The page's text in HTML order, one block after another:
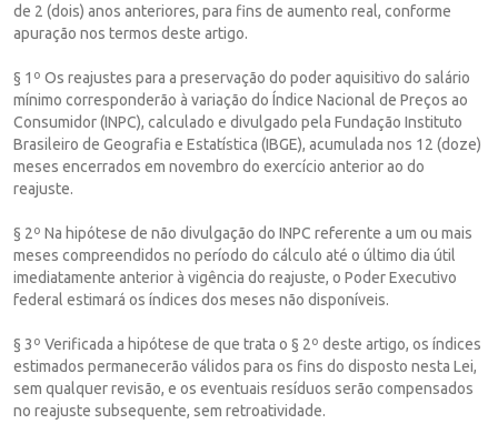
de 2 (dois) anos anteriores, para fins de aumento real, conforme
apuração nos termos deste artigo.
§ 1º Os reajustes para a preservação do poder aquisitivo do salário
mínimo corresponderão à variação do Índice Nacional de Preços ao
Consumidor (INPC), calculado e divulgado pela Fundação Instituto
Brasileiro de Geografia e Estatística (IBGE), acumulada nos 12 (doze)
meses encerrados em novembro do exercício anterior ao do
reajuste.
§ 2º Na hipótese de não divulgação do INPC referente a um ou mais
meses compreendidos no período do cálculo até o último dia útil
imediatamente anterior à vigência do reajuste, o Poder Executivo
federal estimará os índices dos meses não disponíveis.
§ 3º Verificada a hipótese de que trata o § 2º deste artigo, os índices
estimados permanecerão válidos para os fins do disposto nesta Lei,
sem qualquer revisão, e os eventuais resíduos serão compensados
no reajuste subsequente, sem retroatividade.